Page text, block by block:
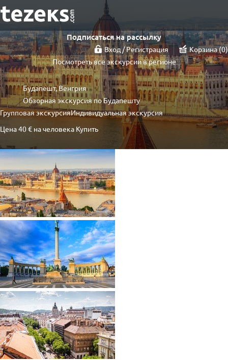
Подписаться на рассылку
Вход / Регистрация Корзина 0
Посмотреть все экскурсии в регионе
Будапешт, Венгрия
Обзорная экскурсия по Будапешту
Групповая экскурсияИндивидуальная экскурсия
Цена40 € на человека Купить